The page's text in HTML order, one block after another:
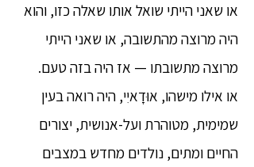
או שאני הייתי שואל אותו שאלה כזו, והוא
היה מרוצה מהתשובה, או שאני הייתי
מרוצה מתשובתו — אז היה בזה טעם.
או אילו מישהו, אוּדָאיִי, היה רואה בעין
שמימית, מטוהרת ועל-אנושית, יצורים
החיים ומתים, נולדים מחדש במצבים